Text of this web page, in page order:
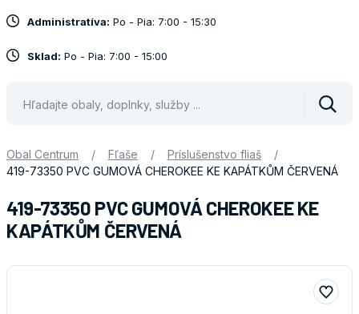
Administratíva: Po - Pia: 7:00 - 15:30
Sklad: Po - Pia: 7:00 - 15:00
Obal Centrum / Fľaše / Príslušenstvo fliaš
/
419-73350 PVC GUMOVÁ CHEROKEE KE KAPÁTKŮM ČERVENÁ
419-73350 PVC GUMOVÁ CHEROKEE KE
KAPÁTKŮM ČERVENÁ